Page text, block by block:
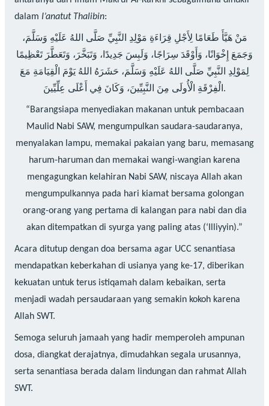
dalam I’anatut Thalibin:
مَنْ هَيَّأَ طَعَامًا لِأَجْلِ قِرَاءَةِ مَوْلِدِ النَّبِيِّ صَلَّى اللهُ عَلَيْهِ وَسَلَّمَ،
وَجَمَعَ إِخْوَانًا، وَأَوْقَدَ سِرَاجًا، وَلَبِسَ جَدِيدًا، وَتَبَخَّرَ، وَتَعَطَّرَ تَعْظِيمًا
لِمَوْلِدِ النَّبِيِّ صَلَّى اللهُ عَلَيْهِ وَسَلَّمَ، حَشَرَهُ اللهُ يَوْمَ الْقِيَامَةِ مَعَ
الْفِرْقَةِ الْأُولَى مِنَ النَّبِيِّينَ، وَكَانَ فِي أَعْلَى عِلِّيِّينَ.
“Barangsiapa menyediakan makanan untuk pembacaan
Maulid Nabi SAW, mengumpulkan saudara-saudaranya,
menyalakan lampu, memakai pakaian yang baru, memasang
harum-haruman dan memakai wangi-wangian karena
mengagungkan kelahiran Nabi SAW, niscaya Allah akan
mengumpulkannya pada hari kiamat bersama golongan
orang-orang yang pertama di kalangan para nabi dan dia
akan ditempatkan di syurga yang paling atas (‘Illiyyin).”
Acara ditutup dengan doa bersama agar UCC senantiasa
mendapatkan keberkahan di usianya yang ke-17, diberikan
kekuatan untuk terus istiqamah dalam kebaikan, serta
menjadi wadah persaudaraan yang semakin kokoh karena
Allah SWT.
Semoga seluruh jamaah yang hadir memperoleh ampunan
dosa, diangkat derajatnya, dimudahkan segala urusannya,
serta senantiasa berada dalam lindungan dan rahmat Allah
SWT.